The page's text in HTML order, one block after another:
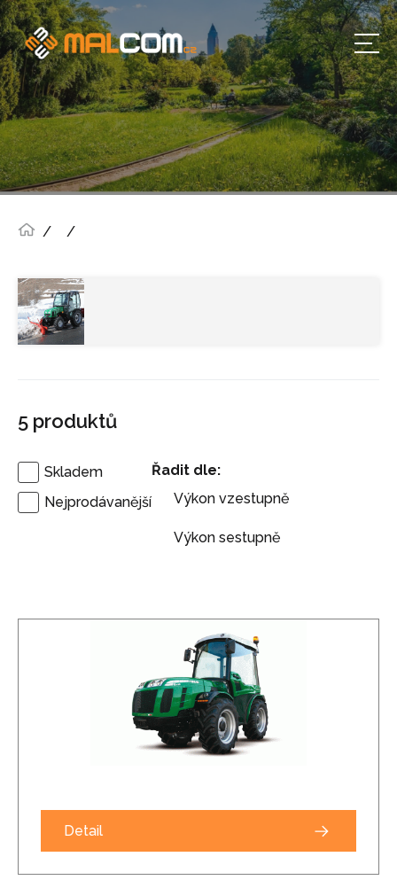
5 produktů
Skladem
Nejprodávanější
Řadit dle:
Výkon vzestupně
Výkon sestupně
Detail